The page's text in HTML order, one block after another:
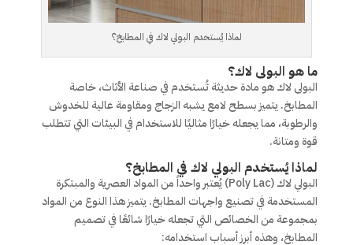
لماذا يُستخدم البولي لاك في المطابخ؟
ما هو البولى لاك؟
البولى لاك هو مادة حديثة تُستخدم في صناعة الأثاث، خاصة
المطابخ. يتميز بسطح لامع يشبه الزجاج ومقاومة عالية للخدوش
والرطوبة، مما يجعله خيارًا مثاليًا للاستخدام في البيئات التي تتطلب
قوة ومتانة.
لماذا يُستخدم البولي لاك في المطابخ؟
البولي لاك (Poly Lac) يُعتبر واحداً من المواد العصرية والمبتكرة
المستخدمة في تصنيع واجهات المطابخ. يتميز هذا النوع من المواد
بمجموعة من الخصائص التي تجعله خيارًا شائعًا في تصميم
المطابخ، وهذه أبرز أسباب استخدامه: